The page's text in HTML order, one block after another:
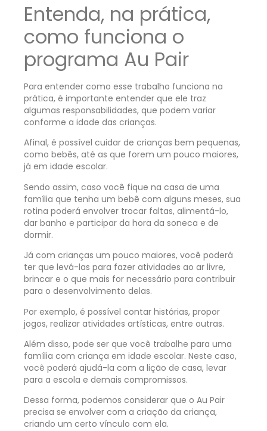
Entenda, na prática,
como funciona o
programa Au Pair
Para entender como esse trabalho funciona na
prática, é importante entender que ele traz
algumas responsabilidades, que podem variar
conforme a idade das crianças.
Afinal, é possível cuidar de crianças bem pequenas,
como bebês, até as que forem um pouco maiores,
já em idade escolar.
Sendo assim, caso você fique na casa de uma
família que tenha um bebê com alguns meses, sua
rotina poderá envolver trocar faltas, alimentá-lo,
dar banho e participar da hora da soneca e de
dormir.
Já com crianças um pouco maiores, você poderá
ter que levá-las para fazer atividades ao ar livre,
brincar e o que mais for necessário para contribuir
para o desenvolvimento delas.
Por exemplo, é possível contar histórias, propor
jogos, realizar atividades artísticas, entre outras.
Além disso, pode ser que você trabalhe para uma
família com criança em idade escolar. Neste caso,
você poderá ajudá-la com a lição de casa, levar
para a escola e demais compromissos.
Dessa forma, podemos considerar que o Au Pair
precisa se envolver com a criação da criança,
criando um certo vínculo com ela.